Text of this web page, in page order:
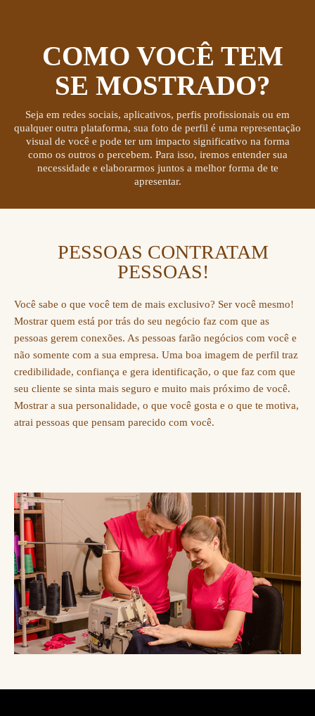
COMO VOCÊ TEM
SE MOSTRADO?
Seja em redes sociais, aplicativos, perfis profissionais ou em
qualquer outra plataforma, sua foto de perfil é uma representação
visual de você e pode ter um impacto significativo na forma
como os outros o percebem. Para isso, iremos entender sua
necessidade e elaborarmos juntos a melhor forma de te
apresentar.
PESSOAS CONTRATAM
PESSOAS!
Você sabe o que você tem de mais exclusivo? Ser você mesmo!
Mostrar quem está por trás do seu negócio faz com que as
pessoas gerem conexões. As pessoas farão negócios com você e
não somente com a sua empresa. Uma boa imagem de perfil traz
credibilidade, confiança e gera identificação, o que faz com que
seu cliente se sinta mais seguro e muito mais próximo de você.
Mostrar a sua personalidade, o que você gosta e o que te motiva,
atrai pessoas que pensam parecido com você.